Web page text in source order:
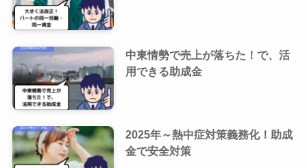
中東情勢で売上が落ちた！で、活
用できる助成金
2025年～熱中症対策義務化！助成
金で安全対策